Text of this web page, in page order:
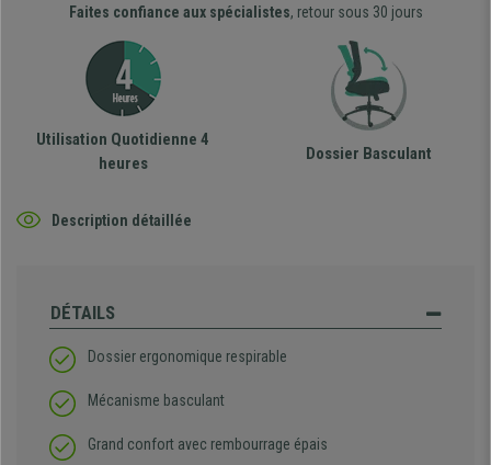
Faites confiance aux spécialistes, retour sous 30 jours
Utilisation Quotidienne 4
heures
Dossier Basculant
Description détaillée
DÉTAILS
Dossier ergonomique respirable
Mécanisme basculant
Grand confort avec rembourrage épais